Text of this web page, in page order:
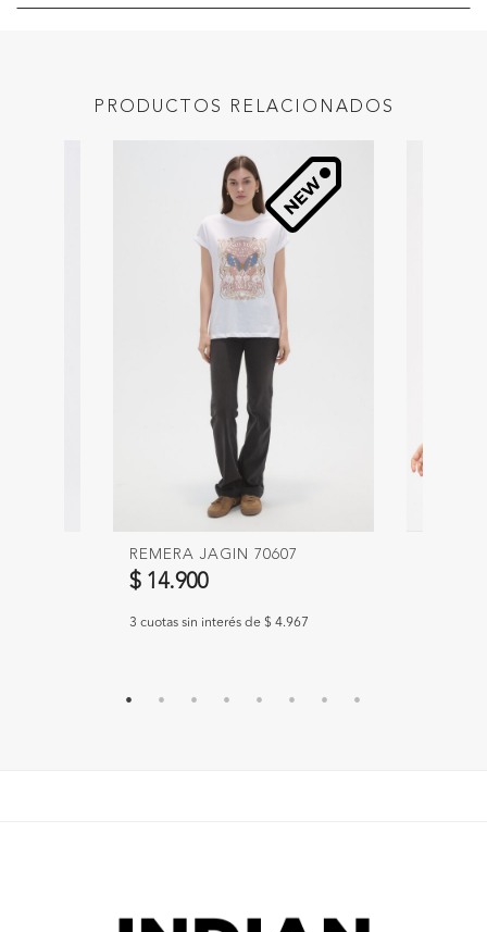
PRODUCTOS RELACIONADOS
REMERA JAGIN 70607
$ 14.900
3 cuotas sin interés de $ 4.967